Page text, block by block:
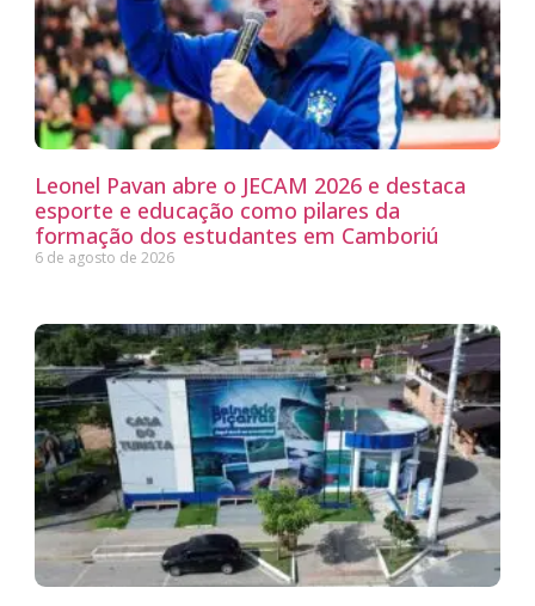
Leonel Pavan abre o JECAM 2026 e destaca
esporte e educação como pilares da
formação dos estudantes em Camboriú
6 de agosto de 2026